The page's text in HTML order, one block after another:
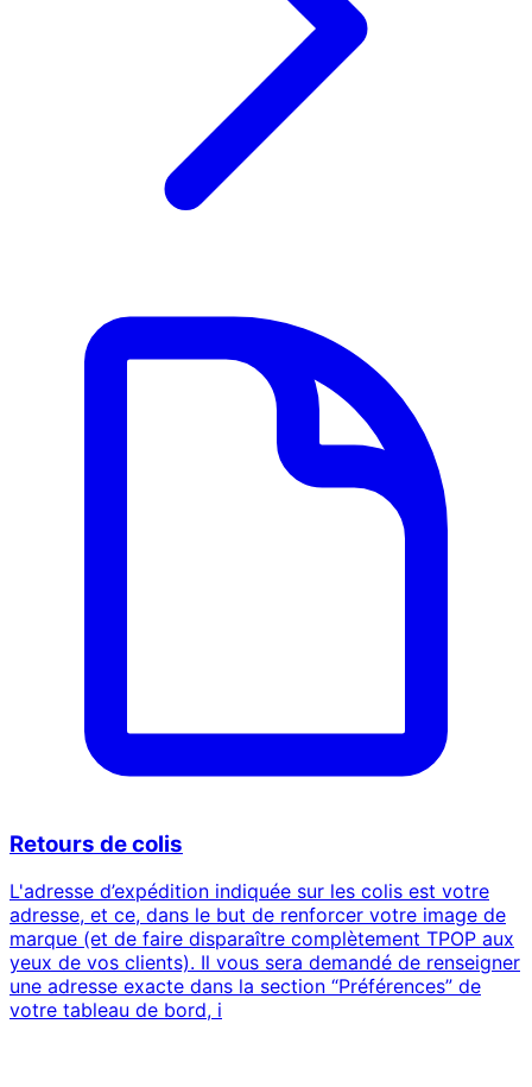
Retours de colis
L'adresse d’expédition indiquée sur les colis est votre
adresse, et ce, dans le but de renforcer votre image de
marque (et de faire disparaître complètement TPOP aux
yeux de vos clients). Il vous sera demandé de renseigner
une adresse exacte dans la section “Préférences” de
votre tableau de bord, i